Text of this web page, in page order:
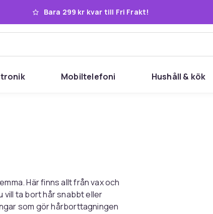
Bara 299 kr kvar till Fri Frakt!
Mobiltelefoni Hushåll & kök
Här finns allt från vax och
vill ta bort hår snabbt eller
som gör hårborttagningen